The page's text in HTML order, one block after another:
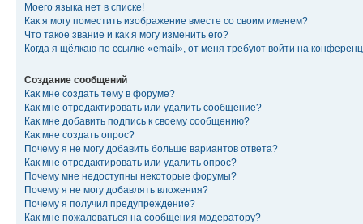
Моего языка нет в списке!
Как я могу поместить изображение вместе со своим именем?
Что такое звание и как я могу изменить его?
Когда я щёлкаю по ссылке «email», от меня требуют войти на
Создание сообщений
Как мне создать тему в форуме?
Как мне отредактировать или удалить сообщение?
Как мне добавить подпись к своему сообщению?
Как мне создать опрос?
Почему я не могу добавить больше вариантов ответа?
Как мне отредактировать или удалить опрос?
Почему мне недоступны некоторые форумы?
Почему я не могу добавлять вложения?
Почему я получил предупреждение?
Как мне пожаловаться на сообщения модератору?